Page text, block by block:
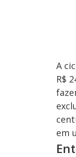
A
R$
em